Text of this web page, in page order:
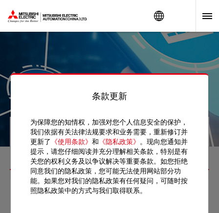
Factory Automation
服务支持 工业信息安全 产品安全事件响应
产品安全事件响应
网络产品安全漏洞
产品安全事件响应
条款更新
为保障您的知情权，加强对您个人信息安全的保护，
我们依据有关法律法规要求和业务需要，重新修订并
更新了 《使用条款》和 《隐私政策》 。现向您通知并
提示，请您仔细阅读并充分理解相关条款，特别是有
关您的权利义务及以争议解决等重要条款。如您拒绝
同意我们的隐私政策，您可能无法使用网站部分功
能。如果您对我们的隐私政策有任何疑问，可随时按
照隐私政策中的方式与我们取得联系。